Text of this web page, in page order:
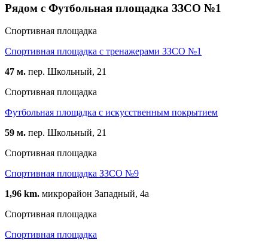
Рядом с Футбольная площадка ЗЗСО №1
Спортивная площадка
Спортивная площадка с тренажерами ЗЗСО №1
47 м. пер. Школьный, 21
Спортивная площадка
Футбольная площадка с искусственным покрытием
59 м. пер. Школьный, 21
Спортивная площадка
Спортивная площадка ЗЗСО №9
1,96 km. микрорайон Западный, 4а
Спортивная площадка
Спортивная площадка